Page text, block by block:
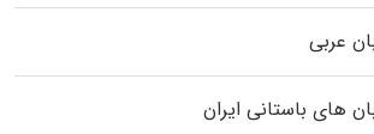
عربی
های باستانی ایران